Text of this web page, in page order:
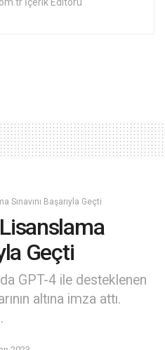
Sınavını Başarıyla Geçti
Geçti
GPT-4 ile desteklenen
altına imza attı.